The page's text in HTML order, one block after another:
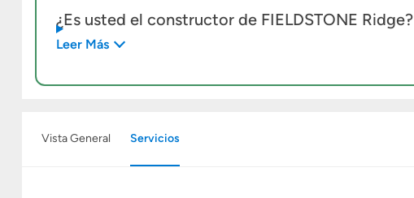
¿Es usted el constructor de FIELDSTONE Ridge?
Leer Más
Vista General Servicios